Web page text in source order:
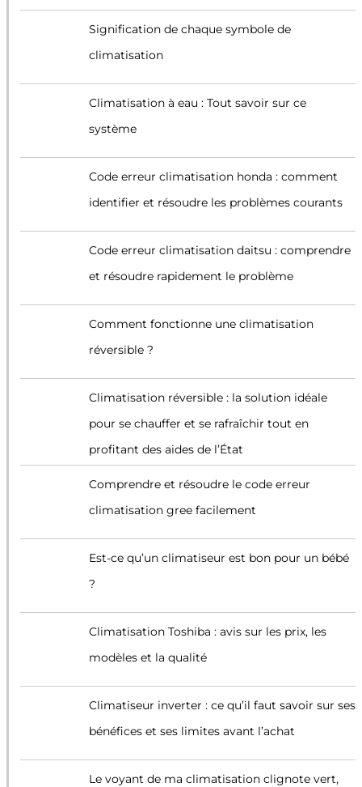
Signification de chaque symbole de
climatisation
Climatisation à eau : Tout savoir sur ce
système
Code erreur climatisation honda : comment
identifier et résoudre les problèmes courants
Code erreur climatisation daitsu : comprendre
et résoudre rapidement le problème
Comment fonctionne une climatisation
réversible ?
Climatisation réversible : la solution idéale
pour se chauffer et se rafraîchir tout en
profitant des aides de l’État
Comprendre et résoudre le code erreur
climatisation gree facilement
Est-ce qu’un climatiseur est bon pour un bébé
?
Climatisation Toshiba : avis sur les prix, les
modèles et la qualité
Climatiseur inverter : ce qu’il faut savoir sur ses
bénéfices et ses limites avant l’achat
Le voyant de ma climatisation clignote vert,